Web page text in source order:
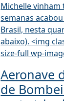
Michelle vinham
semanas
Brasil, nesta
abaixo). <img
size-full wp-
Aeronave
de